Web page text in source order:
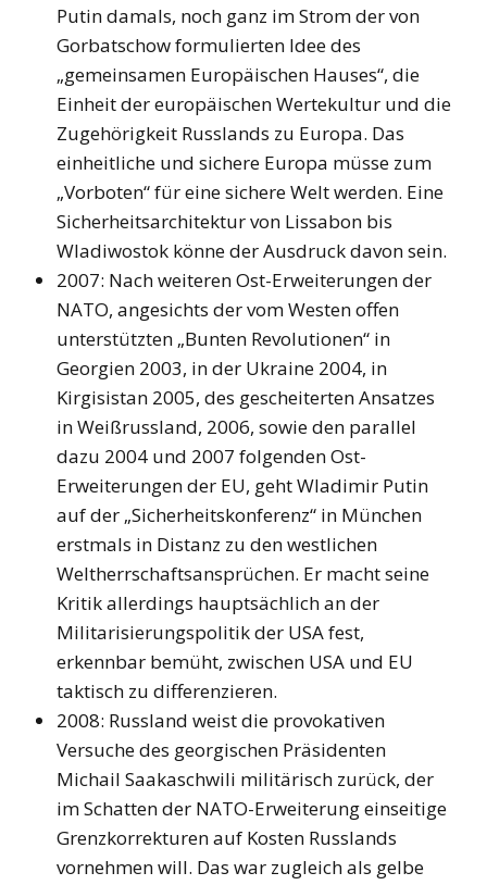
Putin damals, noch ganz im Strom der von
Gorbatschow formulierten Idee des
„gemeinsamen Europäischen Hauses“, die
Einheit der europäischen Wertekultur und die
Zugehörigkeit Russlands zu Europa. Das
einheitliche und sichere Europa müsse zum
„Vorboten“ für eine sichere Welt werden. Eine
Sicherheitsarchitektur von Lissabon bis
Wladiwostok könne der Ausdruck davon sein.
2007: Nach weiteren Ost-Erweiterungen der
NATO, angesichts der vom Westen offen
unterstützten „Bunten Revolutionen“ in
Georgien 2003, in der Ukraine 2004, in
Kirgisistan 2005, des gescheiterten Ansatzes
in Weißrussland, 2006, sowie den parallel
dazu 2004 und 2007 folgenden Ost-
Erweiterungen der EU, geht Wladimir Putin
auf der „Sicherheitskonferenz“ in München
erstmals in Distanz zu den westlichen
Weltherrschaftsansprüchen. Er macht seine
Kritik allerdings hauptsächlich an der
Militarisierungspolitik der USA fest,
erkennbar bemüht, zwischen USA und EU
taktisch zu differenzieren.
2008: Russland weist die provokativen
Versuche des georgischen Präsidenten
Michail Saakaschwili militärisch zurück, der
im Schatten der NATO-Erweiterung einseitige
Grenzkorrekturen auf Kosten Russlands
vornehmen will. Das war zugleich als gelbe